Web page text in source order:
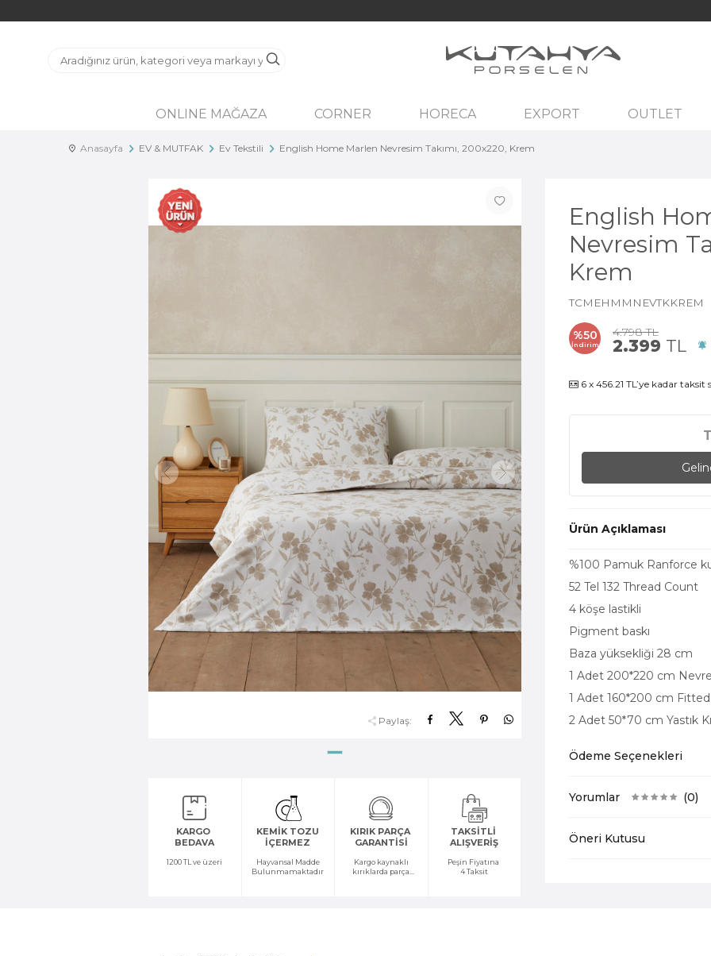
ONLINE MAĞAZA CORNER HORECA EXPORT OUTLET
Anasayfa EV & MUTFAK Ev Tekstili English Home Marlen Nevresim Takımı, 200x220, Krem
Paylaş:
KARGO
BEDAVA
1200 TL ve üzeri
KEMİK TOZU
İÇERMEZ
Hayvansal Madde
Bulunmamaktadır
KIRIK PARÇA
GARANTİSİ
Kargo kaynaklı
kırıklarda parça
TAKSİTLİ
ALIŞVERİŞ
Peşin Fiyatına
4 Taksit
English
Nevresim
Krem
TCMEHMMNEVTKKREM
%50
İndirim
4.798TL
2.399 TL
6 x 456.21 TL’ye kadar taksit
Ürün Açıklaması
%100 Pamuk Ranforce
52 Tel 132 Thread Count
4 köşe lastikli
Pigment baskı
Baza yüksekliği 28 cm
1 Adet 200*220 cm
1 Adet 160*200 cm Fitted
2 Adet 50*70 cm Yastık
Ödeme Seçenekleri
Yorumlar (0)
Öneri Kutusu